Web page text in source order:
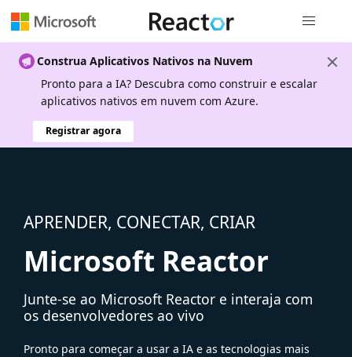
Construa Aplicativos Nativos na Nuvem
Pronto para a IA? Descubra como construir e escalar
aplicativos nativos em nuvem com Azure.
Registrar agora
APRENDER, CONECTAR, CRIAR
Microsoft Reactor
Junte-se ao Microsoft Reactor e interaja com
os desenvolvedores ao vivo
Pronto para começar a usar a IA e as tecnologias mais